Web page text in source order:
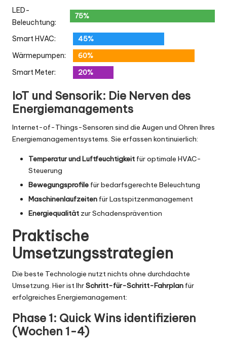
LED-
Beleuchtung:
75%
Smart HVAC:
45%
Wärmepumpen:
60%
Smart Meter:
20%
IoT und Sensorik: Die Nerven des
Energiemanagements
Internet-of-Things-Sensoren sind die Augen und Ohren Ihres
Energiemanagementsystems. Sie erfassen kontinuierlich:
Temperatur und Luftfeuchtigkeit für optimale HVAC-
Steuerung
Bewegungsprofile für bedarfsgerechte Beleuchtung
Maschinenlaufzeiten für Lastspitzenmanagement
Energiequalität zur Schadensprävention
Praktische
Umsetzungsstrategien
Die beste Technologie nutzt nichts ohne durchdachte
Umsetzung. Hier ist IhrSchritt-für-Schritt-Fahrplan für
erfolgreiches Energiemanagement:
Phase 1: Quick Wins identifizieren
(Wochen 1-4)